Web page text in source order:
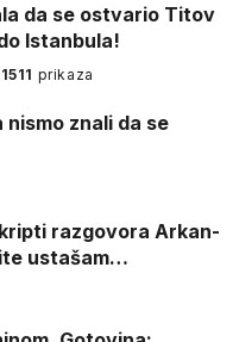
da se ostvario Titov
Istanbula!
prikaza
nismo znali da se
razgovora Arkan-
ustašam…